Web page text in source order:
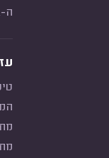
ה-DNA של מידרג